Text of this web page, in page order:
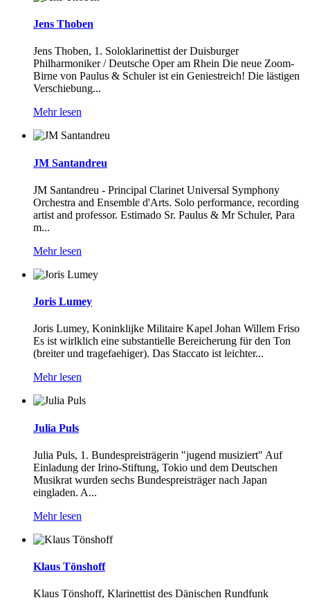
Jens Thoben
Jens Thoben, 1. Soloklarinettist der Duisburger
Philharmoniker / Deutsche Oper am Rhein Die neue Zoom-
Birne von Paulus & Schuler ist ein Geniestreich! Die lästigen
Verschiebung...
Mehr lesen
JM Santandreu
JM Santandreu - Principal Clarinet Universal Symphony
Orchestra and Ensemble d'Arts. Solo performance, recording
artist and professor. Estimado Sr. Paulus & Mr Schuler, Para
m...
Mehr lesen
Joris Lumey
Joris Lumey, Koninklijke Militaire Kapel Johan Willem Friso
Es ist wirlklich eine substantielle Bereicherung für den Ton
(breiter und tragefaehiger). Das Staccato ist leichter...
Mehr lesen
Julia Puls
Julia Puls, 1. Bundespreisträgerin "jugend musiziert" Auf
Einladung der Irino-Stiftung, Tokio und dem Deutschen
Musikrat wurden sechs Bundespreisträger nach Japan
eingladen. A...
Mehr lesen
Klaus Tönshoff
Klaus Tönshoff, Klarinettist des Dänischen Rundfunk